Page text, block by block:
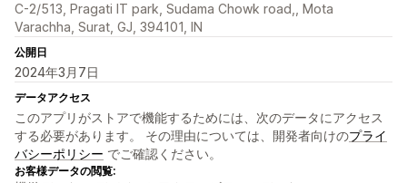
C-2/513, Pragati IT park, Sudama Chowk road,, Mota
Varachha, Surat, GJ, 394101, IN
公開日
2024年3月7日
データアクセス
このアプリがストアで機能するためには、次のデータにアクセス
する必要があります。 その理由については、開発者向けのプライ
バシーポリシー でご確認ください。
お客様データの閲覧: